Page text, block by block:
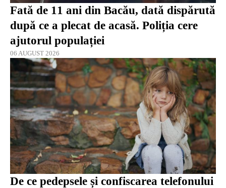
Fată de 11 ani din Bacău, dată dispărută
după ce a plecat de acasă. Poliția cere
ajutorul populației
06 AUGUST 2026
De ce pedepsele și confiscarea telefonului